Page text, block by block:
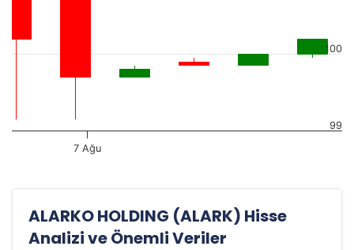
7 Ağu
99
100
ALARKO HOLDING (ALARK) Hisse
Analizi ve Önemli Veriler